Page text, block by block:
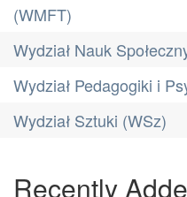
(WMFT)
Wydział Nauk
Wydział Pedagogiki i
Wydział Sztuki (WSz)
Recently